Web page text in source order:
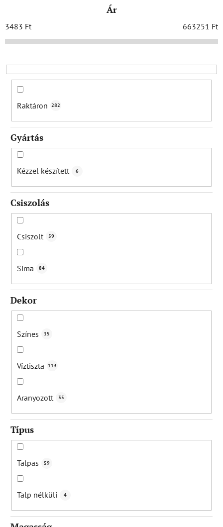
k
e
r
e
é
Ár
3483 Ft 663251 Ft
Raktáron 282
Gyártás
Kézzel készített 6
Csiszolás
Csiszolt 59
Sima 84
Dekor
Színes 15
Víztiszta 113
Aranyozott 35
Típus
Talpas 59
Talp nélküli 4